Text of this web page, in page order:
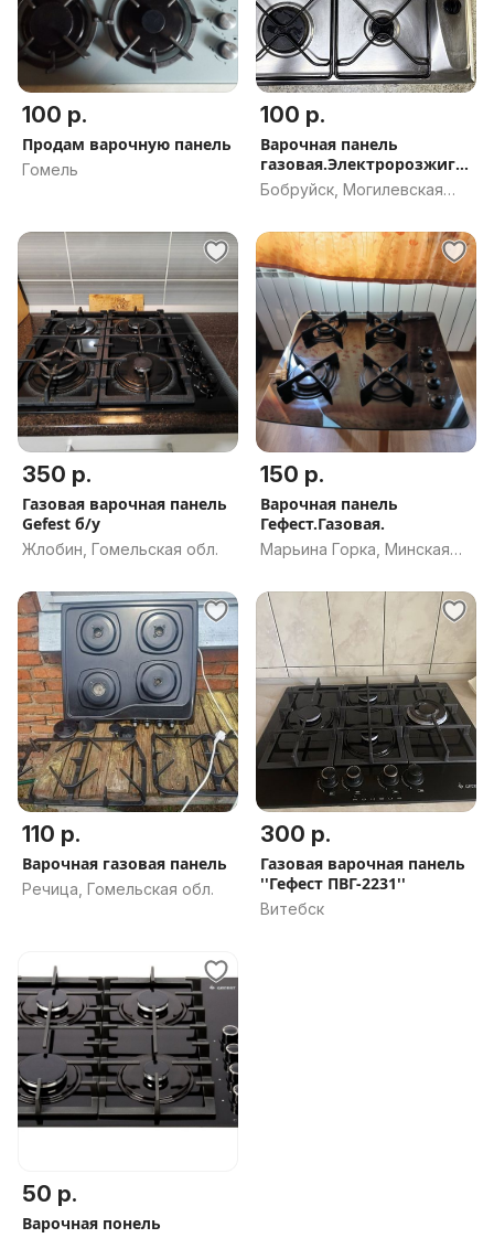
100 р.
Продам варочную панель
Гомель
100 р.
Варочная панель
газовая.Электророзжиг
газ контроль
Бобруйск, Могилевская
350 р.
Газовая варочная панель
Gefest б/у
Жлобин, Гомельская обл.
150 р.
Варочная панель
Гефест.Газовая.
Марьина Горка, Минская
110 р.
Варочная газовая панель
Речица, Гомельская обл.
300 р.
Газовая варочная панель
''Гефест ПВГ-2231''
Витебск
50 р.
Варочная понель